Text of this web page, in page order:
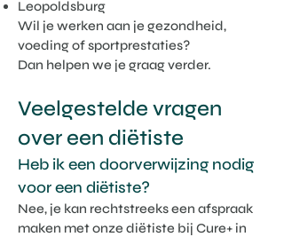
Leopoldsburg
Wil je werken aan je gezondheid,
voeding of sportprestaties?
Dan helpen we je graag verder.
Veelgestelde vragen
over een diëtiste
Heb ik een doorverwijzing nodig
voor een diëtiste?
Nee, je kan rechtstreeks een afspraak
maken met onze diëtiste bij Cure+ in